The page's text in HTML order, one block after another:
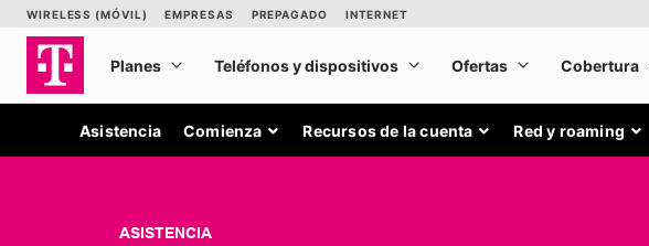
Asistencia Comienza Recursos de la cuenta Red y roaming
ASISTENCIA